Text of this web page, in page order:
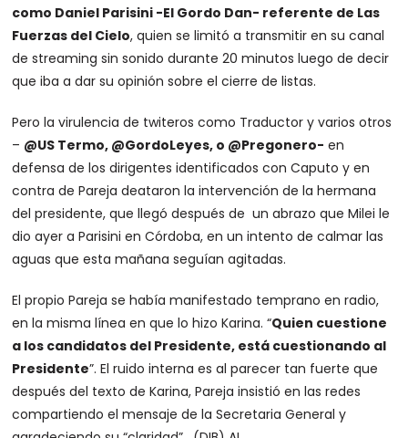
como Daniel Parisini -El Gordo Dan- referente de Las
Fuerzas del Cielo, quien se limitó a transmitir en su canal
de streaming sin sonido durante 20 minutos luego de decir
que iba a dar su opinión sobre el cierre de listas.
Pero la virulencia de twiteros como Traductor y varios otros
– @US Termo, @GordoLeyes, o @Pregonero- en
defensa de los dirigentes identificados con Caputo y en
contra de Pareja deataron la intervención de la hermana
del presidente, que llegó después de un abrazo que Milei le
dio ayer a Parisini en Córdoba, en un intento de calmar las
aguas que esta mañana seguían agitadas.
El propio Pareja se había manifestado temprano en radio,
en la misma línea en que lo hizo Karina. “Quien cuestione
a los candidatos del Presidente, está cuestionando al
Presidente”. El ruido interna es al parecer tan fuerte que
después del texto de Karina, Pareja insistió en las redes
compartiendo el mensaje de la Secretaria General y